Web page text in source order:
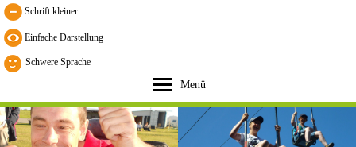
Schrift kleiner
Schwere Sprache
Menü